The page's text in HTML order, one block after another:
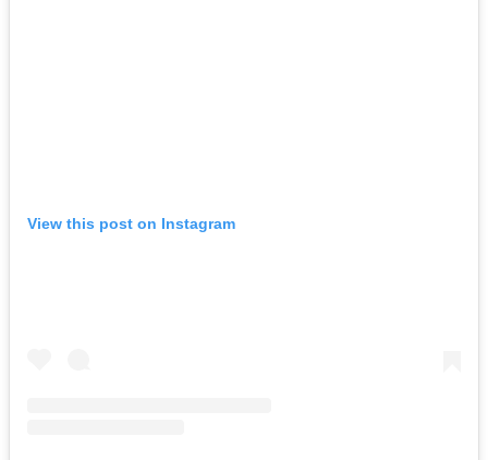
View this post on Instagram